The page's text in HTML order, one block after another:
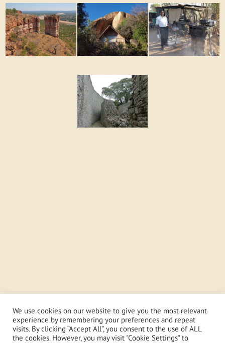
We use cookies on our website to give you the most relevant
experience by remembering your preferences and repeat
visits. By clicking “Accept All”, you consent to the use of ALL
the cookies. However, you may visit "Cookie Settings" to